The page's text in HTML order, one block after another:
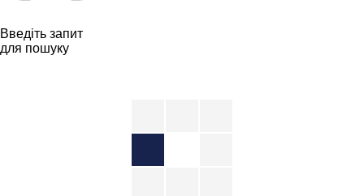
Введіть запит
для пошуку